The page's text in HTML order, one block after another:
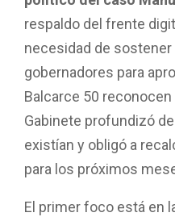
respaldo del frente
necesidad de
gobernadores para
Balcarce 50
Gabinete profundizó
existían y obligó a
para los próximos
El primer foco está en